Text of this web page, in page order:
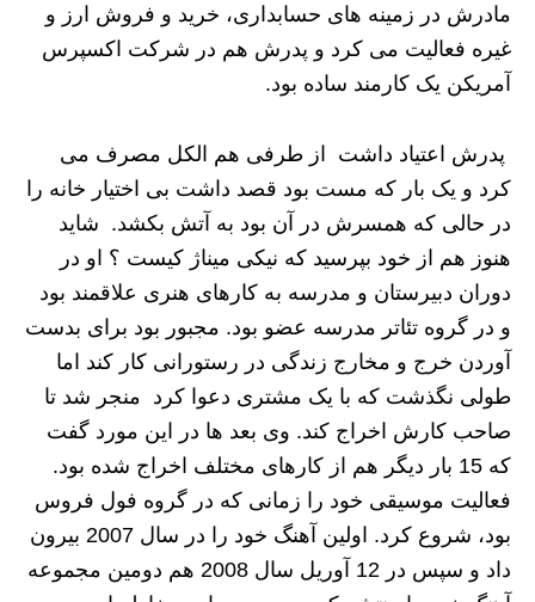
مادرش در زمینه های حسابداری، خرید و فروش ارز و
غیره فعالیت می کرد و پدرش هم در شرکت اکسپرس
آمریکن یک کارمند ساده بود.
پدرش اعتیاد داشت از طرفی هم الکل مصرف می
کرد و یک بار که مست بود قصد داشت بی اختیار خانه را
در حالی که همسرش در آن بود به آتش بکشد. شاید
هنوز هم از خود بپرسید که نیکی میناژ کیست ؟ او در
دوران دبیرستان و مدرسه به کارهای هنری علاقمند بود
و در گروه تئاتر مدرسه عضو بود. مجبور بود برای بدست
آوردن خرج و مخارج زندگی در رستورانی کار کند اما
طولی نگذشت که با یک مشتری دعوا کرد منجر شد تا
صاحب کارش اخراج کند. وی بعد ها در این مورد گفت
که 15 بار دیگر هم از کارهای مختلف اخراج شده بود.
فعالیت موسیقی خود را زمانی که در گروه فول فروس
بود، شروع کرد. اولین آهنگ خود را در سال 2007 بیرون
داد و سپس در 12 آوریل سال 2008 هم دومین مجموعه